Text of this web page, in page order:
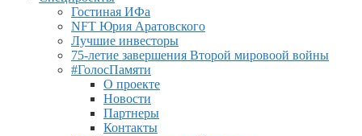
Гостиная ИФа
NFT Юрия Аратовского
Лучшие инвесторы
75-летие завершения Второй мировоой войны
#ГолосПамяти
О проекте
Новости
Партнеры
Контакты